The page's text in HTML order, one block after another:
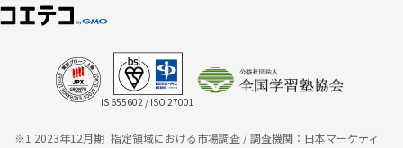
IS 655602 / ISO 27001
※1 2023年12月期_指定領域における市場調査 / 調査機関：日本マーケティ